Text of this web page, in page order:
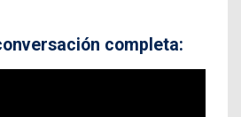
completa: